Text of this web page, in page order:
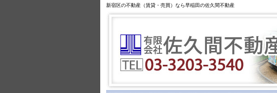
新宿区の不動産（賃貸・売買）なら早稲田の佐久間不動産